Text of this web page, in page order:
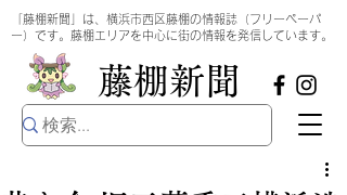
​藤棚新聞
「藤棚新聞」は、横浜市西区藤棚の情報誌（フリーペーパ
ー）です。藤棚エリアを中心に街の情報を発信しています。